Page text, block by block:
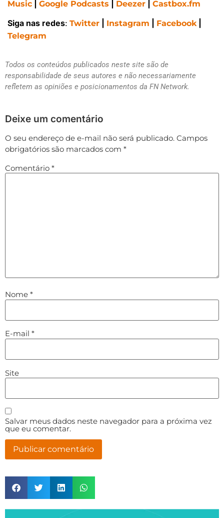
Music Google Podcasts Deezer Castbox.fm
Siga nas redes: Twitter Instagram Facebook
Telegram
Todos os conteúdos publicados neste site são de
responsabilidade de seus autores e não necessariamente
refletem as opiniões e posicionamentos da FN Network.
Deixe um comentário
O seu endereço de e-mail não será publicado. Campos
obrigatórios são marcados com *
Comentário *
Nome *
E-mail *
Site
Salvar meus dados neste navegador para a próxima vez
que eu comentar.